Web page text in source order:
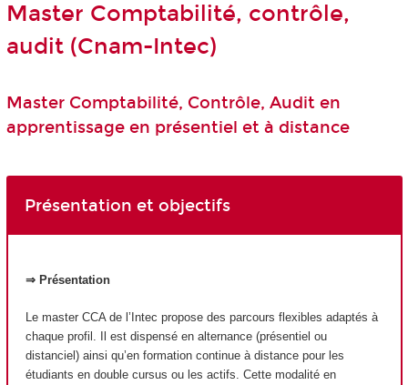
Master Comptabilité, contrôle,
audit (Cnam-Intec)
Master Comptabilité, Contrôle, Audit en
apprentissage en présentiel et à distance
Présentation et objectifs
⇒ Présentation
Le master CCA de l’Intec propose des parcours flexibles adaptés à
chaque profil. Il est dispensé en alternance (présentiel ou
distanciel) ainsi qu’en formation continue à distance pour les
étudiants en double cursus ou les actifs. Cette modalité en